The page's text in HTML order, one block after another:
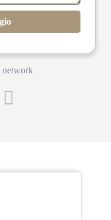
network